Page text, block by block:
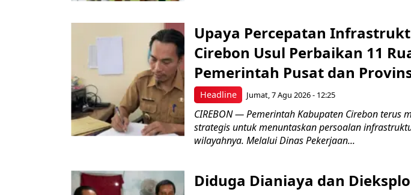
Headline
Upaya Percepatan
Cirebon Usul Perbaikan 11
Pemerintah Pusat dan
Jumat, 7 Agu 2026 - 12:25
CIREBON — Pemerintah Kabupaten Cirebon terus
strategis untuk menuntaskan persoalan
wilayahnya. Melalui Dinas Pekerjaan...
Diduga Dianiaya dan